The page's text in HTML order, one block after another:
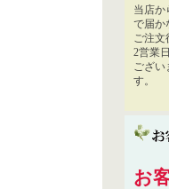
当店か
で届か
ご注文
2営業
ござい
す。
お